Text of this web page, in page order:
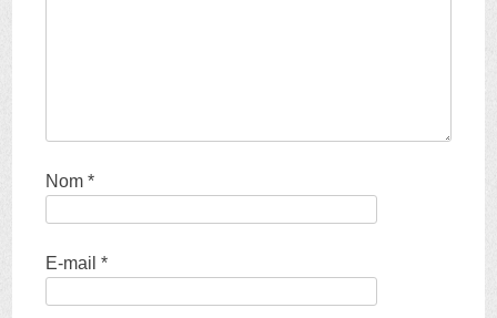
Nom*
E-mail*